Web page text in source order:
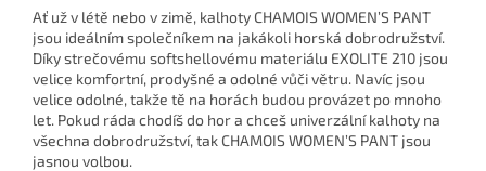
Ať už v létě nebo v zimě, kalhoty CHAMOIS WOMEN’S PANT
jsou ideálním společníkem na jakákoli horská dobrodružství.
Díky strečovému softshellovému materiálu EXOLITE 210 jsou
velice komfortní, prodyšné a odolné vůči větru. Navíc jsou
velice odolné, takže tě na horách budou provázet po mnoho
let. Pokud ráda chodíš do hor a chceš univerzální kalhoty na
všechna dobrodružství, tak CHAMOIS WOMEN’S PANT jsou
jasnou volbou.